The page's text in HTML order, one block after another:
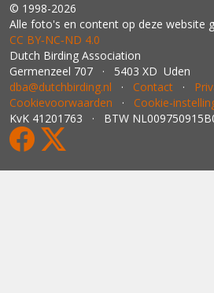
© 1998-2026
Alle foto's en content op deze website
CC BY‑NC‑ND 4.0
Dutch Birding Association
Germenzeel 707 · 5403 XD Uden
dba@dutchbirding.nl · Contact ·
Cookievoorwaarden · Cookie-
KvK 41201763 · BTW